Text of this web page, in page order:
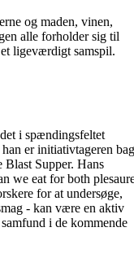
og maden, vinen,
alle forholder sig til
ligeværdigt samspil.
i spændingsfeltet
er initiativtageren bag
Blast Supper. Hans
we eat for both
for at undersøge,
- kan være en aktiv
i de kommende